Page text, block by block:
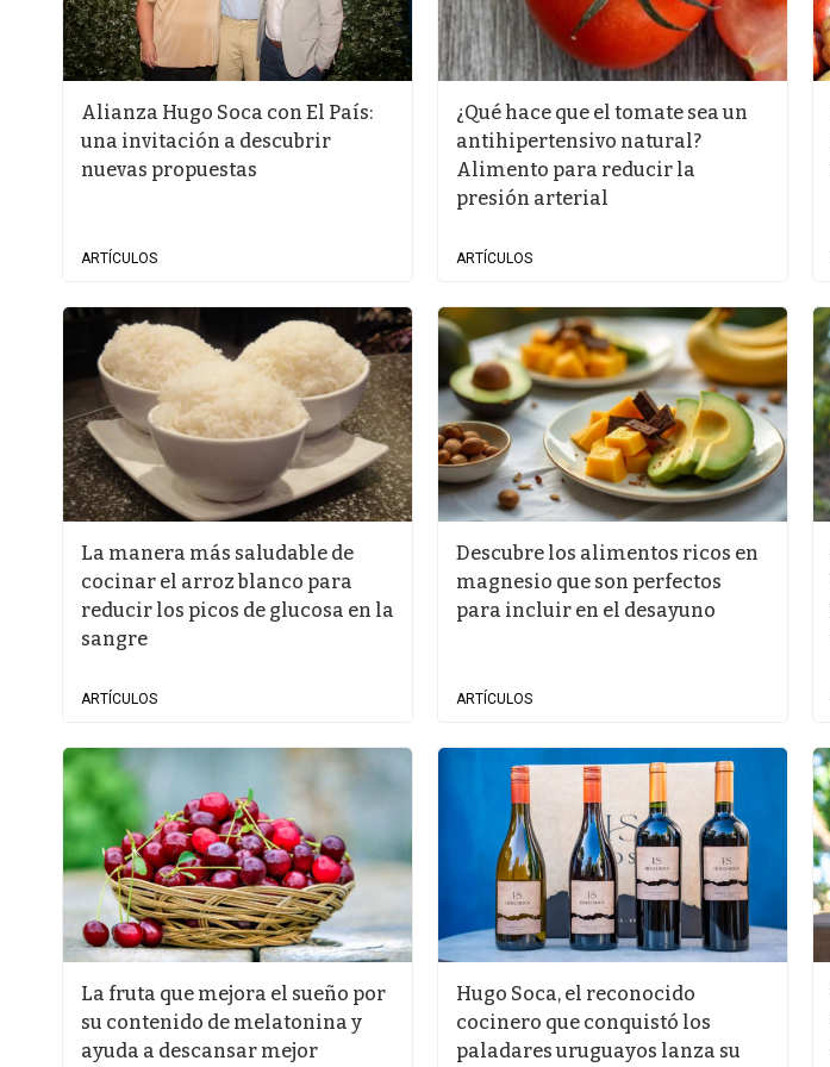
Alianza Hugo Soca con El País:
una invitación a descubrir
nuevas propuestas
ARTÍCULOS
¿Qué hace que el tomate sea un
antihipertensivo natural?
Alimento para reducir la
presión arterial
ARTÍCULOS
La manera más saludable de
cocinar el arroz blanco para
reducir los picos de glucosa en la
sangre
ARTÍCULOS
Descubre los alimentos ricos en
magnesio que son perfectos
para incluir en el desayuno
ARTÍCULOS
La fruta que mejora el sueño por
su contenido de melatonina y
ayuda a descansar mejor
Hugo Soca, el reconocido
cocinero que conquistó los
paladares uruguayos lanza su